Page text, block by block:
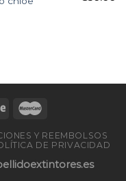
Y REEMBOLSOS
DE PRIVACIDAD